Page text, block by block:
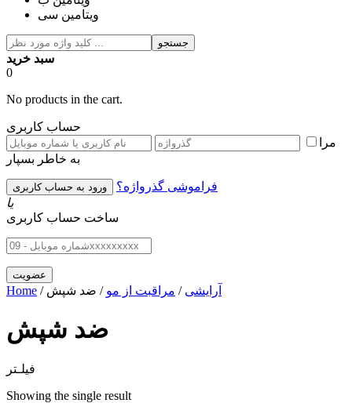
ویتامین سی
جستجو
سبد خرید
0
No products in the cart.
حساب کاربری
مرا
به خاطر بسپار
فراموشی گذرواژه؟
یا
ساخت حساب کاربری
Home / آرایشی / مراقبت از مو / ضد شپش
ضد شپش
فیلـتر
Showing the single result